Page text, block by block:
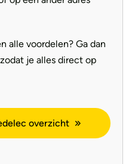
alle voordelen? Ga dan
je alles direct op
overzicht